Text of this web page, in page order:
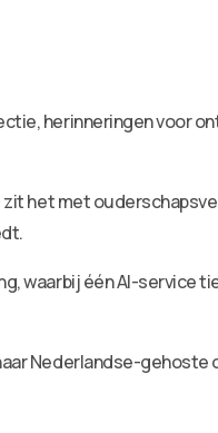
herinneringen voor
het met
waarbij één AI-service
Nederlandse-gehoste